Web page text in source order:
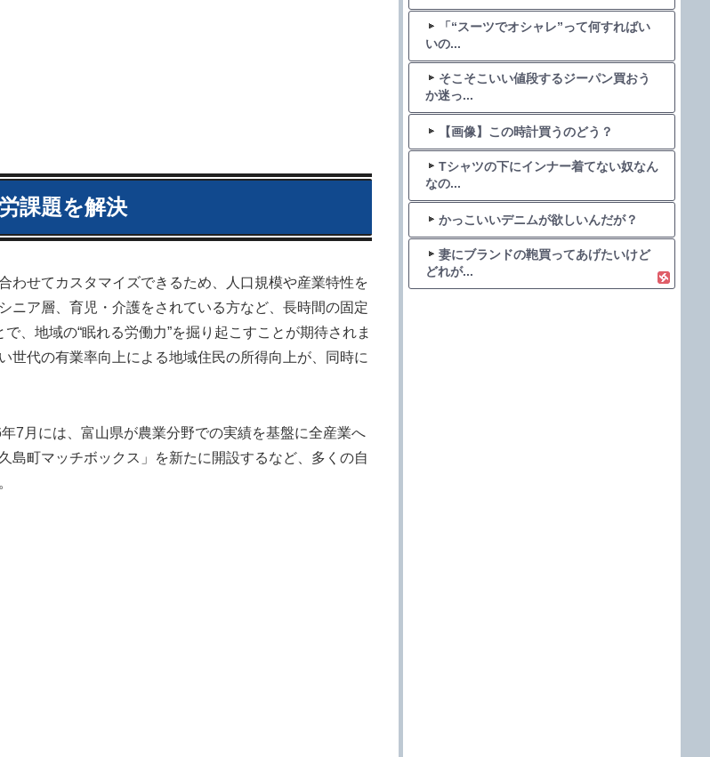
課題を解決
わせてカスタマイズできるため、人口規模や産業特性を
ニア層、育児・介護をされている方など、長時間の固定
、地域の“眠れる労働力”を掘り起こすことが期待されま
世代の有業率向上による地域住民の所得向上が、同時に
7月には、富山県が農業分野での実績を基盤に全産業へ
島町マッチボックス」を新たに開設するなど、多くの自
「“スーツでオシャレ”って何すればい
いの...
そこそこいい値段するジーパン買おう
か迷っ...
【画像】この時計買うのどう？
Tシャツの下にインナー着てない奴なん
なの...
かっこいいデニムが欲しいんだが？
妻にブランドの鞄買ってあげたいけど
どれが...